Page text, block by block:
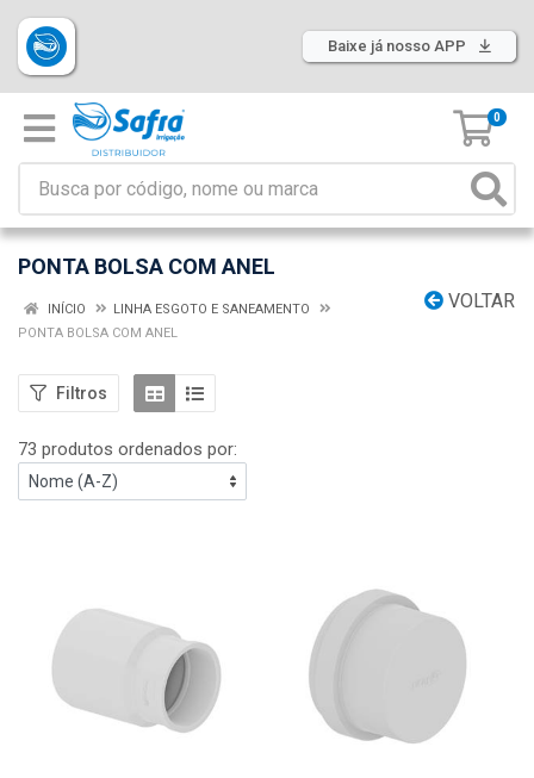
Baixe já nosso APP
0
PONTA BOLSA COM ANEL
VOLTAR
INÍCIO
LINHA ESGOTO E SANEAMENTO
PONTA BOLSA COM ANEL
Filtros
73 produtos ordenados por: